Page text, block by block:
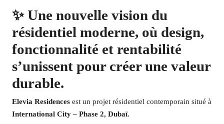
✨ Une nouvelle vision du
résidentiel moderne, où design,
fonctionnalité et rentabilité
s’unissent pour créer une valeur
durable.
Elevia Residences est un projet résidentiel contemporain situé à
International City – Phase 2, Dubaï.